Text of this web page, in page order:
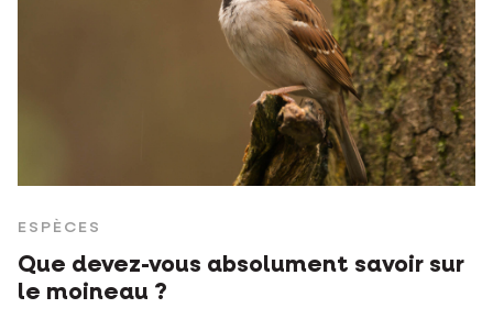
ESPÈCES
Que devez-vous absolument savoir sur
le moineau ?